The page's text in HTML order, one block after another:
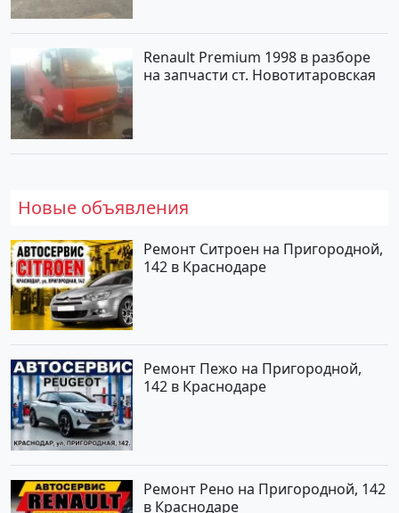
Renault Premium 1998 в разборе
на запчасти ст. Новотитаровская
Новые объявления
Ремонт Ситроен на Пригородной,
142 в Краснодаре
Ремонт Пежо на Пригородной,
142 в Краснодаре
Ремонт Рено на Пригородной, 142
в Краснодаре